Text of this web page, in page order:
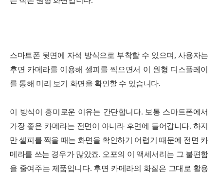
스마트폰 뒷면에 자석 방식으로 부착할 수 있으며, 사용자는
후면 카메라를 이용해 셀피를 찍으면서 이 원형 디스플레이
를 통해 미리 보기 화면을 확인할 수 있습니다.
이 방식이 흥미로운 이유는 간단합니다. 보통 스마트폰에서
가장 좋은 카메라는 전면이 아니라 후면에 들어갑니다. 하지
만 셀피를 찍을 때는 화면을 확인하기 어렵기 때문에 전면 카
메라를 쓰는 경우가 많았죠. 오포의 이 액세서리는 그 불편함
을 줄여주는 제품입니다. 후면 카메라의 화질은 그대로 활용